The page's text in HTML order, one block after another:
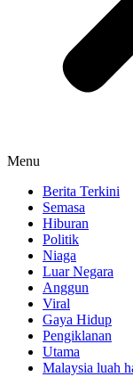
Menu
Berita Terkini
Semasa
Hiburan
Politik
Niaga
Luar Negara
Anggun
Viral
Gaya Hidup
Pengiklanan
Utama
Malaysia luah